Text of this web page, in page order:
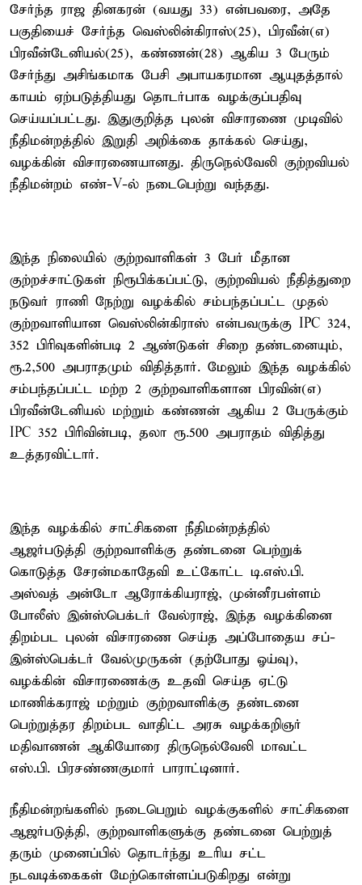
சேர்ந்த ராஜ தினகரன் (வயது 33) என்பவரை, அதே
பகுதியைச் சேர்ந்த வெஸ்லின்கிராஸ்(25), பிரவீன்(எ)
பிரவீன்டேனியல்(25), கண்ணன்(28) ஆகிய 3 பேரும்
சேர்ந்து அசிங்கமாக பேசி அபாயகரமான ஆயுதத்தால்
காயம் ஏற்படுத்தியது தொடர்பாக வழக்குப்பதிவு
செய்யப்பட்டது. இதுகுறித்த புலன் விசாரணை முடிவில்
நீதிமன்றத்தில் இறுதி அறிக்கை தாக்கல் செய்து,
வழக்கின் விசாரணையானது. திருநெல்வேலி குற்றவியல்
நீதிமன்றம் எண்-V-ல் நடைபெற்று வந்தது.
இந்த நிலையில் குற்றவாளிகள் 3 பேர் மீதான
குற்றச்சாட்டுகள் நிரூபிக்கப்பட்டு, குற்றவியல் நீதித்துறை
நடுவர் ராணி நேற்று வழக்கில் சம்பந்தப்பட்ட முதல்
குற்றவாளியான வெஸ்லின்கிராஸ் என்பவருக்கு IPC 324,
352 பிரிவுகளின்படி 2 ஆண்டுகள் சிறை தண்டனையும்,
ரூ.2,500 அபராதமும் விதித்தார். மேலும் இந்த வழக்கில்
சம்பந்தப்பட்ட மற்ற 2 குற்றவாளிகளான பிரவின்(எ)
பிரவீன்டேனியல் மற்றும் கண்ணன் ஆகிய 2 பேருக்கும்
IPC 352 பிரிவின்படி, தலா ரூ.500 அபராதம் விதித்து
உத்தரவிட்டார்.
இந்த வழக்கில் சாட்சிகளை நீதிமன்றத்தில்
ஆஜர்படுத்தி குற்றவாளிக்கு தண்டனை பெற்றுக்
கொடுத்த சேரன்மகாதேவி உட்கோட்ட டி.எஸ்.பி.
அஸ்வத் அன்டோ ஆரோக்கியராஜ், முன்னீரபள்ளம்
போலீஸ் இன்ஸ்பெக்டர் வேல்ராஜ், இந்த வழக்கினை
திறம்பட புலன் விசாரணை செய்த அப்போதைய சப்-
இன்ஸ்பெக்டர் வேல்முருகன் (தற்போது ஓய்வு),
வழக்கின் விசாரணைக்கு உதவி செய்த ஏட்டு
மாணிக்கராஜ் மற்றும் குற்றவாளிக்கு தண்டனை
பெற்றுத்தர திறம்பட வாதிட்ட அரசு வழக்கறிஞர்
மதிவாணன் ஆகியோரை திருநெல்வேலி மாவட்ட
எஸ்.பி. பிரசண்ணகுமார் பாராட்டினார்.
நீதிமன்றங்களில் நடைபெறும் வழக்குகளில் சாட்சிகளை
ஆஜர்படுத்தி, குற்றவாளிகளுக்கு தண்டனை பெற்றுத்
தரும் முனைப்பில் தொடர்ந்து உரிய சட்ட
நடவடிக்கைகள் மேற்கொள்ளப்படுகிறது என்று